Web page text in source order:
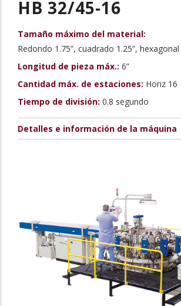
HB 32/45-16
Tamaño máximo del material:
Redondo 1.75”, cuadrado 1.25”,
Longitud de pieza máx.: 6”
Cantidad máx. de estaciones: Horiz 16
Tiempo de división: 0.8 segundo
Detalles e información de la máquina